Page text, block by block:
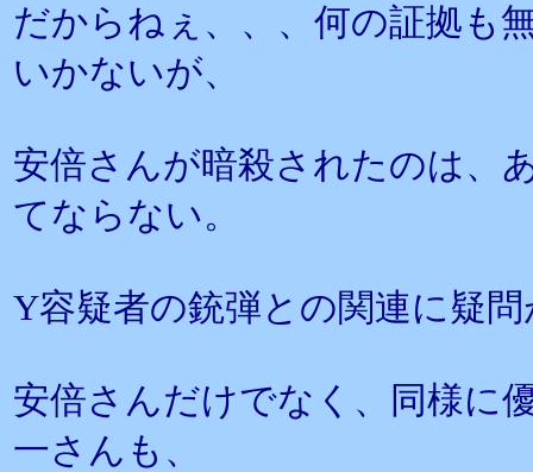
だからねぇ、、、何の証拠も
いかないが、
安倍さんが暗殺されたのは、
てならない。
Y容疑者の銃弾との関連に疑
安倍さんだけでなく、同様に
一さんも、